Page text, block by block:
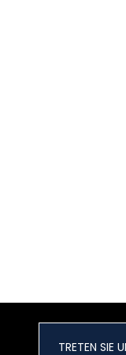
TRETEN SIE